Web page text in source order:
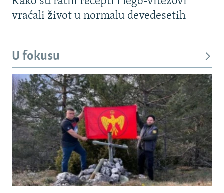
vraćali život u normalu devedesetih
U fokusu